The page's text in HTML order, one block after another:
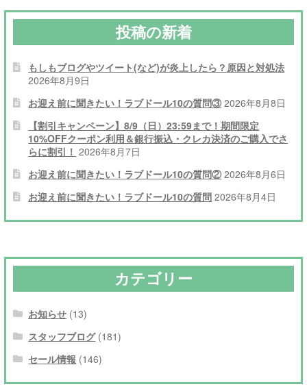
ゲ
ー
シ
ョ
ン
投稿の新着
もしもブログやツイート(など)が炎上したら？原因と対処法
2026年8月9日
お迎え前に聞きたい！ラブドール10の質問③ 2026年8月8日
【割引キャンペーン】8/9（日）23:59まで！期間限定
10%OFFクーポン利用＆銀行振込・クレカ決済のご購入でさ
らに割引！ 2026年8月7日
お迎え前に聞きたい！ラブドール10の質問② 2026年8月6日
お迎え前に聞きたい！ラブドール10の質問 2026年8月4日
カテゴリー
お知らせ (13)
スタッフブログ(181)
セール情報 (146)